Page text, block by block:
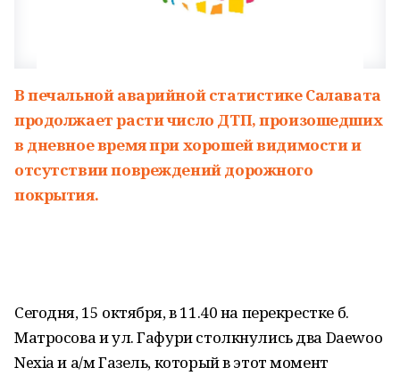
В печальной аварийной статистике Салавата
продолжает расти число ДТП, произошедших
в дневное время при хорошей видимости и
отсутствии повреждений дорожного
покрытия.
Сегодня, 15 октября, в 11.40 на перекрестке б.
Матросова и ул. Гафури столкнулись два Daewoo
Nexia и а/м Газель, который в этот момент